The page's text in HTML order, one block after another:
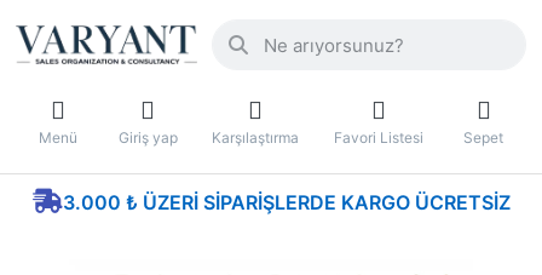
Menü Giriş yap Karşılaştırma Favori Listesi Sepet
3.000 ₺ ÜZERI SIPARIŞLERDE KARGO ÜCRETSIZ